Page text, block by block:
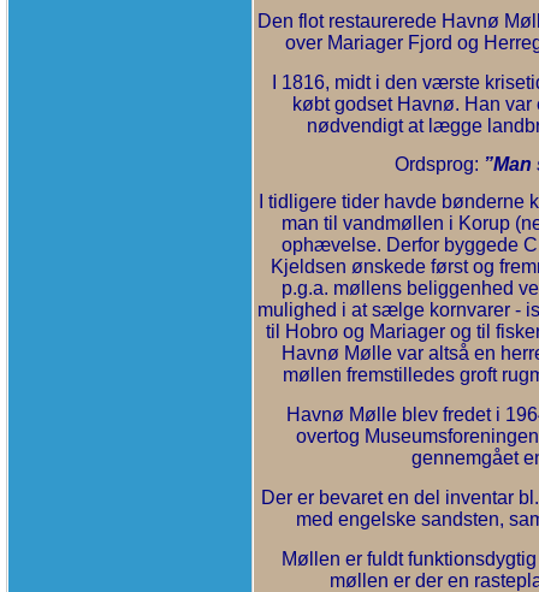
Den flot restaurerede Havnø
over Mariager Fjord og
I 1816, midt i den værste
købt godset Havnø. Han var
nødvendigt at lægge
Ordsprog:
I tidligere tider havde
man til vandmøllen i Korup
ophævelse. Derfor byggede
Kjeldsen ønskede først og
p.g.a. møllens beliggenhed
mulighed i at sælge kornvarer -
til Hobro og Mariager og til
Havnø Mølle var altså en
møllen fremstilledes groft
Havnø Mølle blev fredet i
overtog
gennemgået
Der er bevaret en del inventar
med engelske sandsten,
Møllen er fuldt
møllen er der en